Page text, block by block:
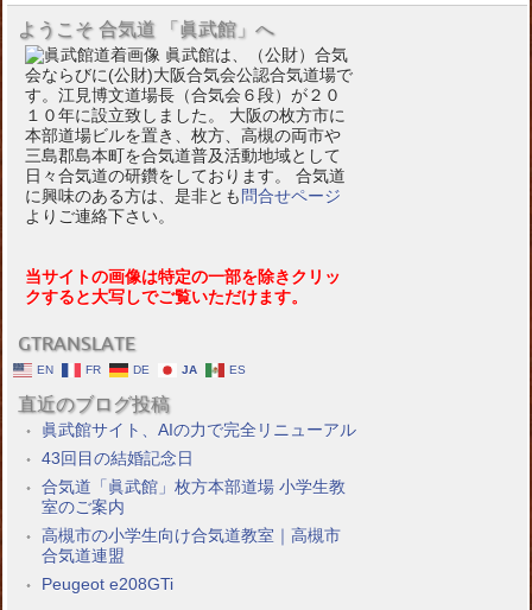
ようこそ 合気道 「眞武館」へ
眞武館は、（公財）合気
会ならびに(公財)大阪合気会公認合気道場で
す。江見博文道場長（合気会６段）が２０
１０年に設立致しました。 大阪の枚方市に
本部道場ビルを置き、枚方、高槻の両市や
三島郡島本町を合気道普及活動地域として
日々合気道の研鑽をしております。 合気道
に興味のある方は、是非とも 問合せページ
よりご連絡下さい。
当サイトの画像は特定の一部を除きクリッ
クすると大写しでご覧いただけます。
GTRANSLATE
EN FR DE JA ES
直近のブログ投稿
眞武館サイト、AIの力で完全リニューアル
43回目の結婚記念日
合気道「眞武館」枚方本部道場 小学生教
室のご案内
高槻市の小学生向け合気道教室｜高槻市
合気道連盟
Peugeot e208GTi